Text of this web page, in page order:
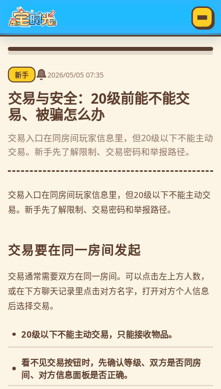
新手 2026/05/05 07:35
交易与安全：20级前能不能交
易、被骗怎么办
交易入口在同房间玩家信息里，但20级以下不能主动
交易。新手先了解限制、交易密码和举报路径。
交易入口在同房间玩家信息里，但20级以下不能主动交
易。新手先了解限制、交易密码和举报路径。
交易要在同一房间发起
交易通常需要双方在同一房间。可以点击左上方人数，
或在下方聊天记录里点击对方名字，打开对方个人信息
后选择交易。
20级以下不能主动交易，只能接收物品。
看不见交易按钮时，先确认等级、双方是否同房
间、对方信息面板是否正确。